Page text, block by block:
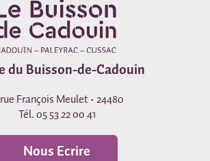
du Buisson-de-Cadouin
François Meulet • 24480
Tél. 05 53 22 00 41
Nous Ecrire